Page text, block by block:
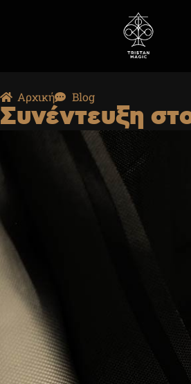
Αρχική Blog
Συνέντευξη